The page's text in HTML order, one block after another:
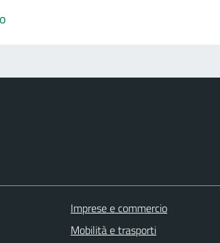
Imprese e commercio
Mobilità e trasporti